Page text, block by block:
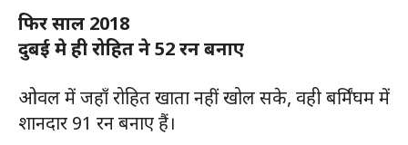
फिर साल 2018
दुबई मे ही रोहित ने 52 रन बनाए
ओवल में जहाँ रोहित खाता नहीं खोल सके, वही बर्मिंघम में
शानदार 91 रन बनाए हैं।